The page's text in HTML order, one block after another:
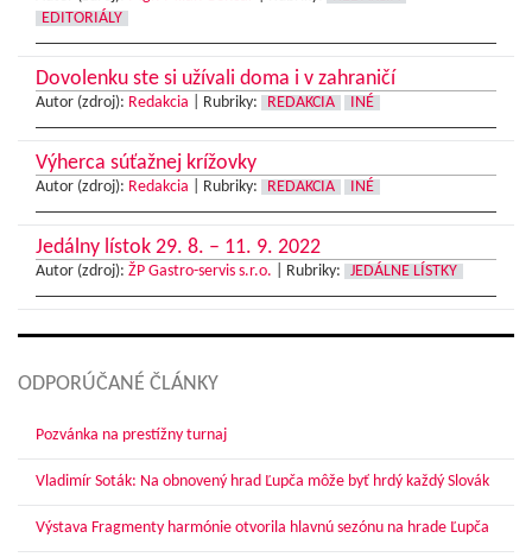
EDITORIÁLY
Dovolenku ste si užívali doma i v zahraničí
Autor (zdroj): Redakcia Rubriky: REDAKCIA INÉ
Výherca súťažnej krížovky
Autor (zdroj): Redakcia Rubriky: REDAKCIA INÉ
Jedálny lístok 29. 8. – 11. 9. 2022
Autor (zdroj): ŽP Gastro-servis s.r.o. Rubriky: JEDÁLNE LÍSTKY
ODPORÚČANÉ ČLÁNKY
Pozvánka na prestížny turnaj
Vladimír Soták: Na obnovený hrad Ľupča môže byť hrdý každý Slovák
Výstava Fragmenty harmónie otvorila hlavnú sezónu na hrade Ľupča